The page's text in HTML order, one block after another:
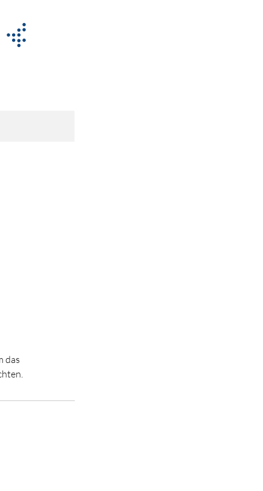
das